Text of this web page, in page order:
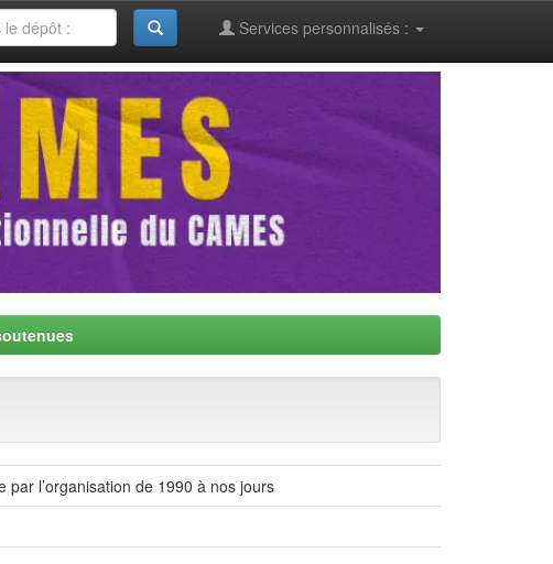
Services personnalisés :
l’organisation de 1990 à nos jours